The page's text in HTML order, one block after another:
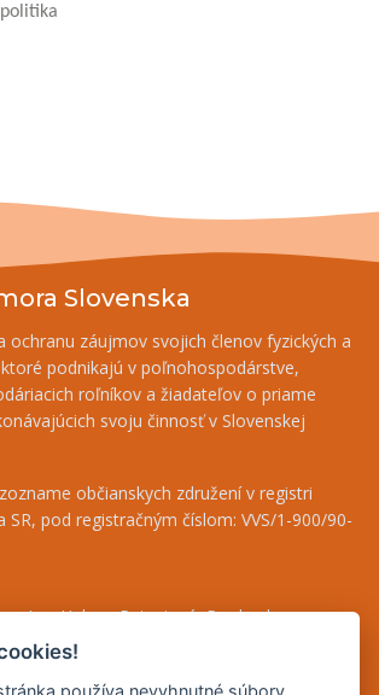
Slovenska
ochranu záujmov svojich členov fyzických a
podnikajú v poľnohospodárstve,
roľníkov a žiadateľov o priame
svoju činnosť v Slovenskej
občianskych združení v registri
SR, pod registračným číslom: VVS/1-900/90-
- Ing. Helena Patasiová, Predseda
Nikoleta, tel.: +421 948 036 719
používa nevyhnutné súbory